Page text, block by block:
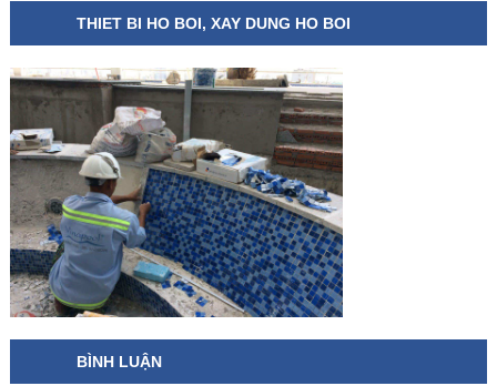
THIET BI HO BOI, XAY DUNG HO BOI
BÌNH LUẬN